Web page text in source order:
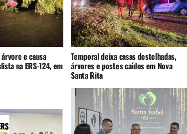
e causa
na ERS-124, em
Temporal deixa casas destelhadas,
árvores e postes caídos em Nova
Santa Rita